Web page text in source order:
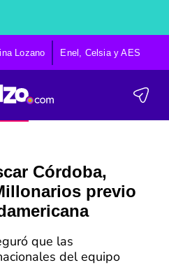
Lozano Enel, Celsia y AES
Córdoba,
previo
que las
del equipo